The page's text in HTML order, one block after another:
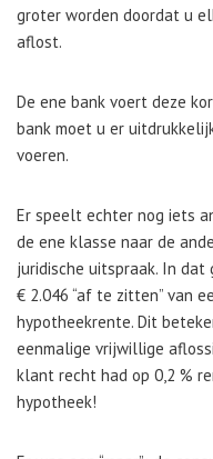
groter worden doordat u
aflost.
De ene bank voert deze
bank moet u er
voeren.
Er speelt echter nog iets
de ene klasse naar de
juridische uitspraak. In
€ 2.046 “af te zitten” van
hypotheekrente. Dit
eenmalige vrijwillige
klant recht had op 0,2 %
hypotheek!